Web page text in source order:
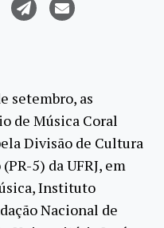
setembro, as
de Música Coral
Divisão de Cultura
5) da UFRJ, em
Instituto
Nacional de